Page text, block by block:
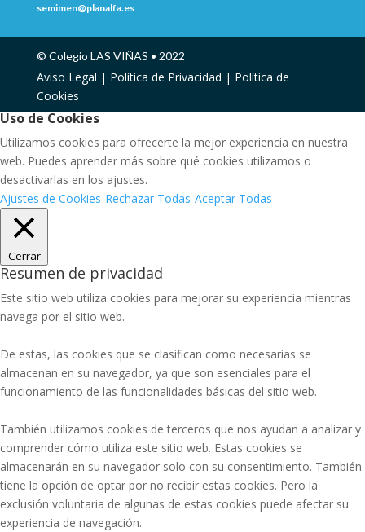
semimen@planalfa.es
© Colegio LAS VIÑAS • 2022
Aviso Legal | Política de Privacidad | Política de
Cookies
Uso de Cookies
Utilizamos cookies para ofrecerte la mejor experiencia en nuestra
web. Puedes aprender más sobre qué cookies utilizamos o
desactivarlas en los ajustes.
Ajustes de Cookies Rechazar Todas Aceptar Todas
Cerrar
Resumen de privacidad
Este sitio web utiliza cookies para mejorar su experiencia mientras
navega por el sitio web.
De estas, las cookies que se clasifican como necesarias se
almacenan en su navegador, ya que son esenciales para el
funcionamiento de las funcionalidades básicas del sitio web.
También utilizamos cookies de terceros que nos ayudan a analizar y
comprender cómo utiliza este sitio web. Estas cookies se
almacenarán en su navegador solo con su consentimiento. También
tiene la opción de optar por no recibir estas cookies. Pero la
exclusión voluntaria de algunas de estas cookies puede afectar su
experiencia de navegación.